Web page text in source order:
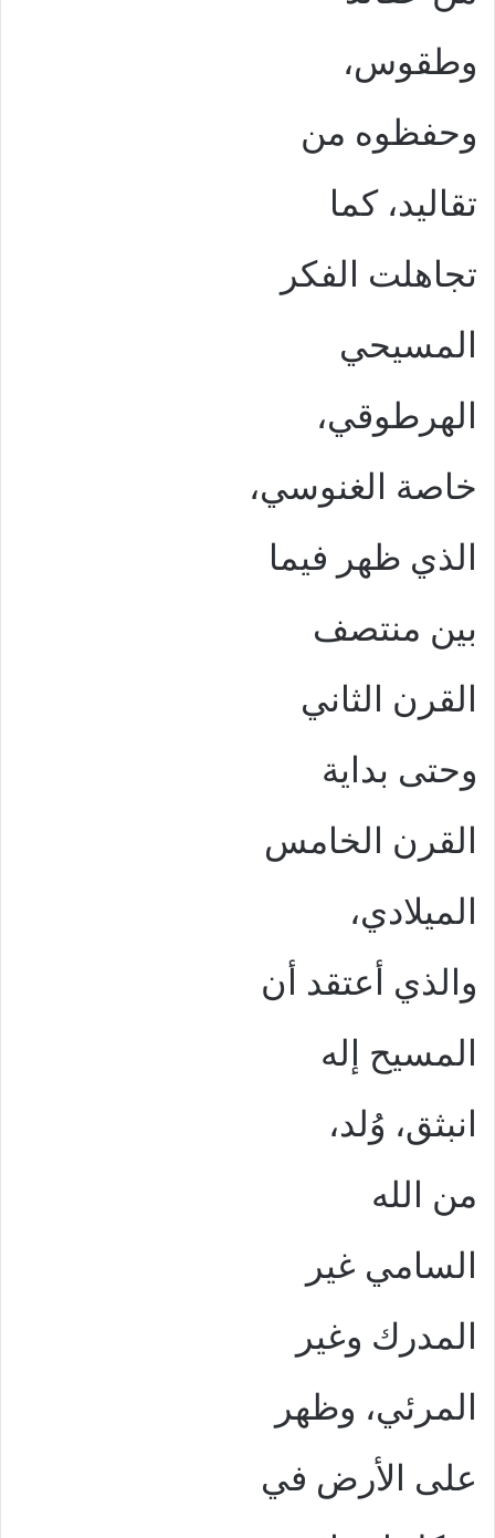
وطقوس،
وحفظوه من
تقاليد، كما
تجاهلت الفكر
المسيحي
الهرطوقي،
خاصة الغنوسي،
الذي ظهر فيما
بين منتصف
القرن الثاني
وحتى بداية
القرن الخامس
الميلادي،
والذي أعتقد أن
المسيح إله
انبثق، وُلد،
من الله
السامي غير
المدرك وغير
المرئي، وظهر
على الأرض في